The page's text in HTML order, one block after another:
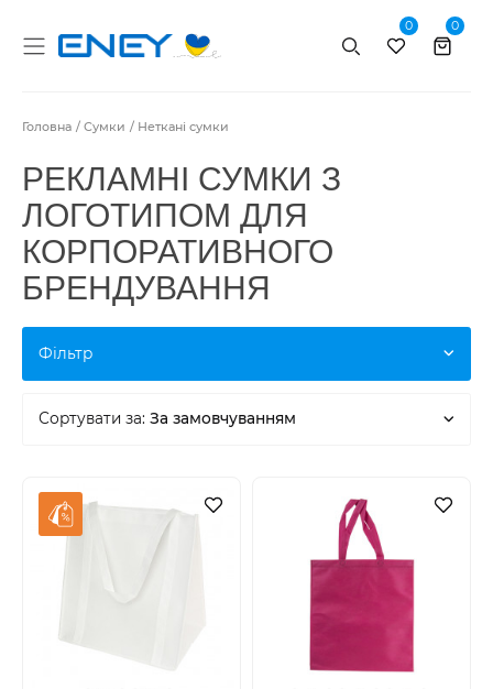
Пошук
0 0
Головна Сумки Неткані сумки
РЕКЛАМНІ СУМКИ З
ЛОГОТИПОМ ДЛЯ
КОРПОРАТИВНОГО
БРЕНДУВАННЯ
Фільтр
Сортувати за: За замовчуванням